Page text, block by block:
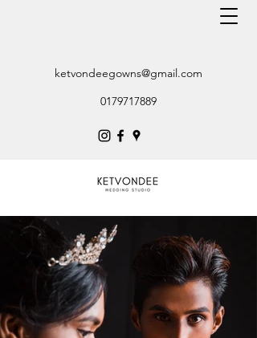
ketvondeegowns@gmail.com
0179717889